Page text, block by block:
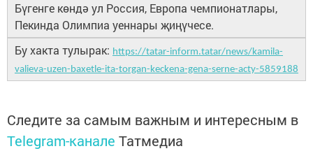
Бүгенге көндә ул Россия, Европа чемпионатлары,
Пекинда Олимпиа уеннары җиңүчесе.
Бу хакта тулырак: https://tatar-inform.tatar/news/kamila-
valieva-uzen-baxetle-ita-torgan-keckena-gena-serne-acty-5859188
Следите за самым важным и интересным в
Telegram-канале Татмедиа